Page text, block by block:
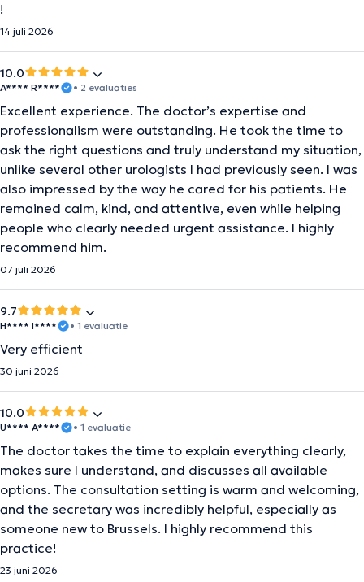
!
14 juli 2026
10.0
A**** R**** • 2 evaluaties
Excellent experience. The doctor’s expertise and
professionalism were outstanding. He took the time to
ask the right questions and truly understand my situation,
unlike several other urologists I had previously seen. I was
also impressed by the way he cared for his patients. He
remained calm, kind, and attentive, even while helping
people who clearly needed urgent assistance. I highly
recommend him.
07 juli 2026
9.7
H**** I**** • 1 evaluatie
Very efficient
30 juni 2026
10.0
U**** A**** • 1 evaluatie
The doctor takes the time to explain everything clearly,
makes sure I understand, and discusses all available
options. The consultation setting is warm and welcoming,
and the secretary was incredibly helpful, especially as
someone new to Brussels. I highly recommend this
practice!
23 juni 2026